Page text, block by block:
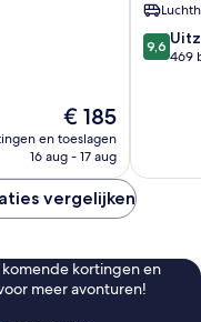
De
prijs
is
€ 185
en toeslagen
16 aug - 17 aug
Marina
9.6
van
9,6
469
vergelijken
kortingen en
meer avonturen!